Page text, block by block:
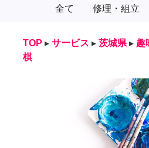
全て 修理・組立
TOP ▸ サービス ▸ 茨城県 ▸ 趣
棋